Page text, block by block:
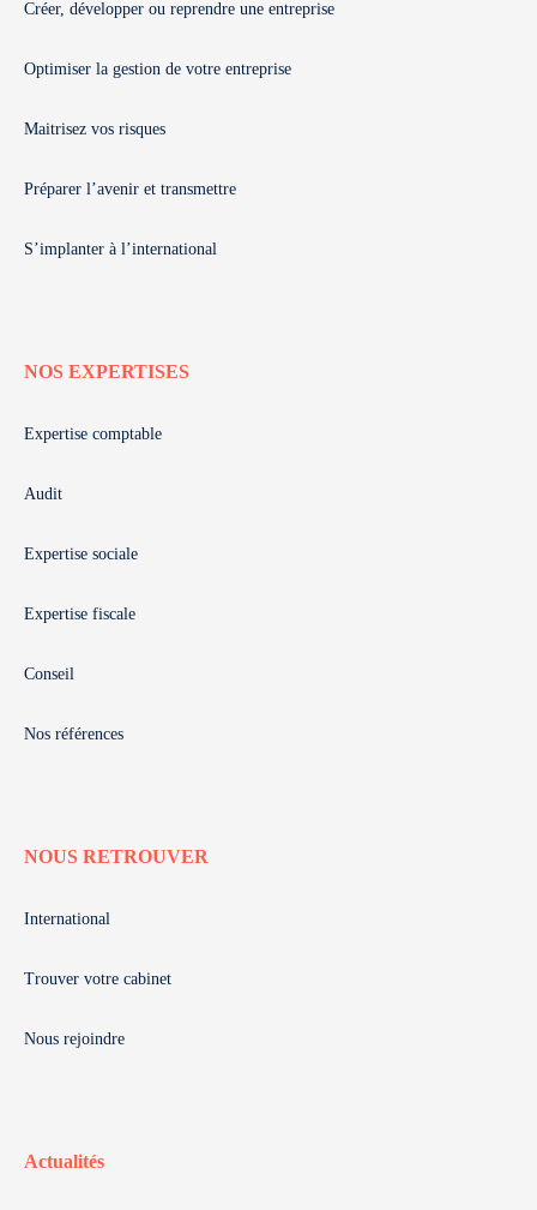
Créer, développer ou reprendre une entreprise
Optimiser la gestion de votre entreprise
Maitrisez vos risques
Préparer l’avenir et transmettre
S’implanter à l’international
NOS EXPERTISES
Expertise comptable
Audit
Expertise sociale
Expertise fiscale
Conseil
Nos références
NOUS RETROUVER
International
Trouver votre cabinet
Nous rejoindre
Actualités